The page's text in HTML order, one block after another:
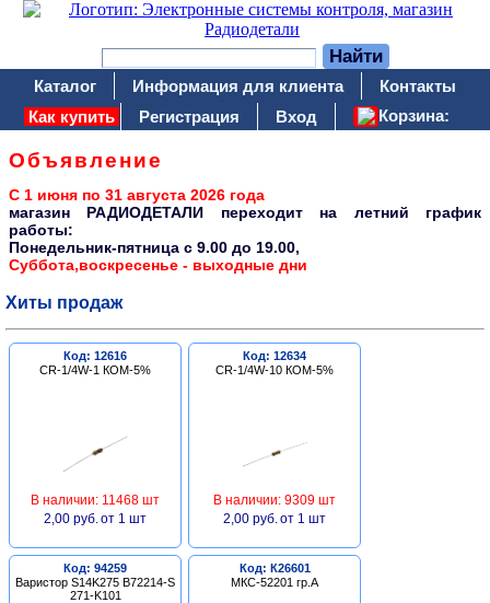
Каталог Информация для клиента
Контакты
Как купить
Регистрация Вход Корзина:
Объявление
С 1 июня по 31 августа 2026 года
магазин РАДИОДЕТАЛИ переходит на летний график
работы:
Понедельник-пятница c 9.00 до 19.00,
Суббота,воскресенье - выходные дни
Хиты продаж
Код: 12616
CR-1/4W-1 КОМ-5%
В наличии: 11468 шт
2,00 руб. от 1 шт
Код: 12634
CR-1/4W-10 КОМ-5%
В наличии: 9309 шт
2,00 руб. от 1 шт
Код: 94259
Варистор S14K275 B72214-S
271-K101
Код: К26601
МКС-52201 гр.А